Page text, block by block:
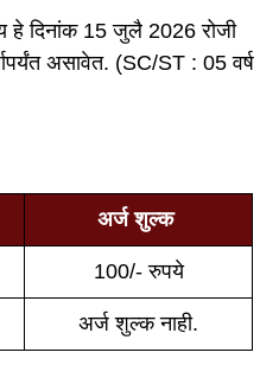
हे दिनांक 15 जुलै 2026 रोजी
असावेत. (SC/ST : 05 वर्ष
अर्ज शुल्क
100/- रुपये
अर्ज शुल्क नाही.